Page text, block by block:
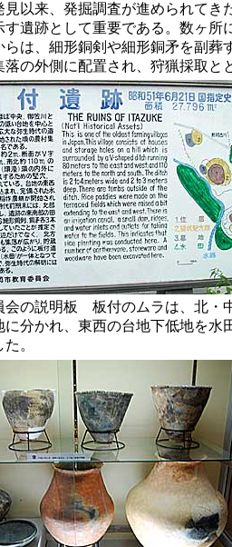
見以来、発掘調査が進められて
す遺跡として重要である。数ヶ
らは、細形銅剣や細形銅矛を副
落の外側に配置され、狩猟採取と
会の説明板 板付のムラは、北・
に分かれ、東西の台地下低地を水
。